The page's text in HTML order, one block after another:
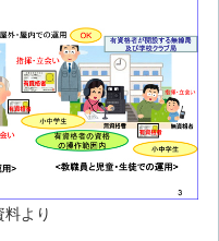
より